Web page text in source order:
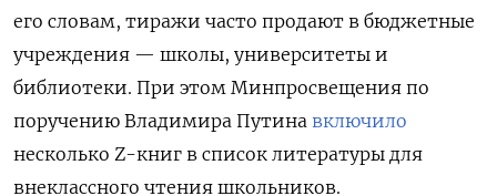
его словам, тиражи часто продают в бюджетные
учреждения — школы, университеты и
библиотеки. При этом Минпросвещения по
поручению Владимира Путина включило
несколько Z-книг в список литературы для
внеклассного чтения школьников.